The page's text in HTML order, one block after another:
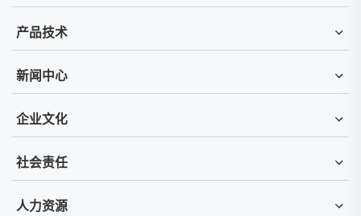
产品技术
新闻中心
企业文化
社会责任
人力资源